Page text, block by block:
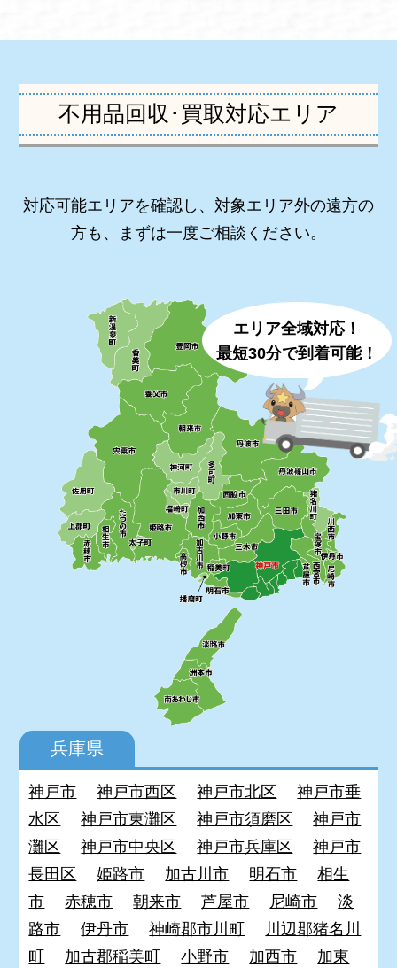
不用品回収･買取対応エリア
対応可能エリアを確認し、対象エリア外の遠方の
方も、まずは一度ご相談ください。
エリア全域対応！
最短30分で到着可能！
兵庫県
神戸市 神戸市西区 神戸市北区
神戸市垂
水区
神戸市東灘区 神戸市須磨区
神戸市
灘区
神戸市中央区 神戸市兵庫区
神戸市
長田区
姫路市 加古川市 明石市
相生
市
赤穂市 朝来市 芦屋市 尼崎市
淡
路市
伊丹市 神崎郡市川町
川辺郡猪名川
町
加古郡稲美町 小野市 加西市
加東